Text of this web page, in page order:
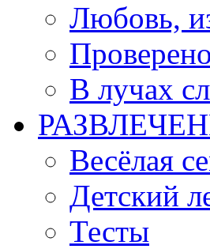
Любовь,
В лучах
Весёлая
Детский
Тесты